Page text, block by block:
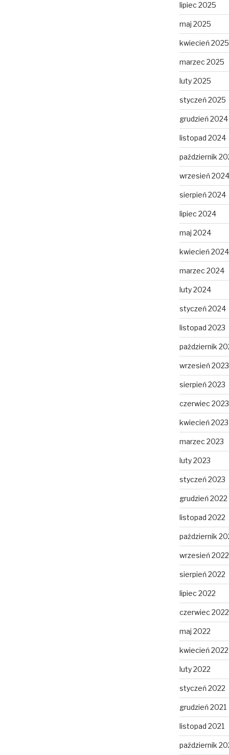
lipiec 2025
maj 2025
kwiecień 2025
marzec 2025
luty 2025
styczeń 2025
grudzień 2024
listopad 2024
październik
wrzesień 2024
sierpień 2024
lipiec 2024
maj 2024
kwiecień 2024
marzec 2024
luty 2024
styczeń 2024
listopad 2023
październik
wrzesień 2023
sierpień 2023
czerwiec 2023
kwiecień 2023
marzec 2023
luty 2023
styczeń 2023
grudzień 2022
listopad 2022
październik
wrzesień 2022
sierpień 2022
lipiec 2022
czerwiec 2022
maj 2022
kwiecień 2022
luty 2022
styczeń 2022
grudzień 2021
listopad 2021
październik